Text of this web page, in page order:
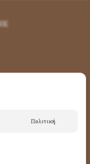
Πολιτική